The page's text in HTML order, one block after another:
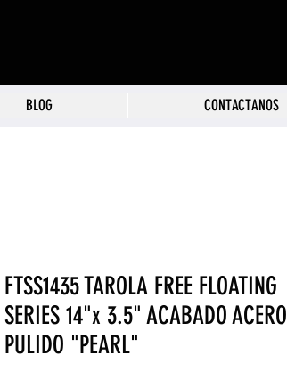
BLOG CONTACTANOS
FTSS1435 TAROLA FREE FLOATING
SERIES 14"x 3.5" ACABADO ACERO
PULIDO "PEARL"